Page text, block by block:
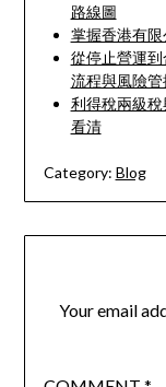
路線圖
掌握香港有
從停止營運
流程與風險管
利得稅兩級
看清
Category: Blog
Your email